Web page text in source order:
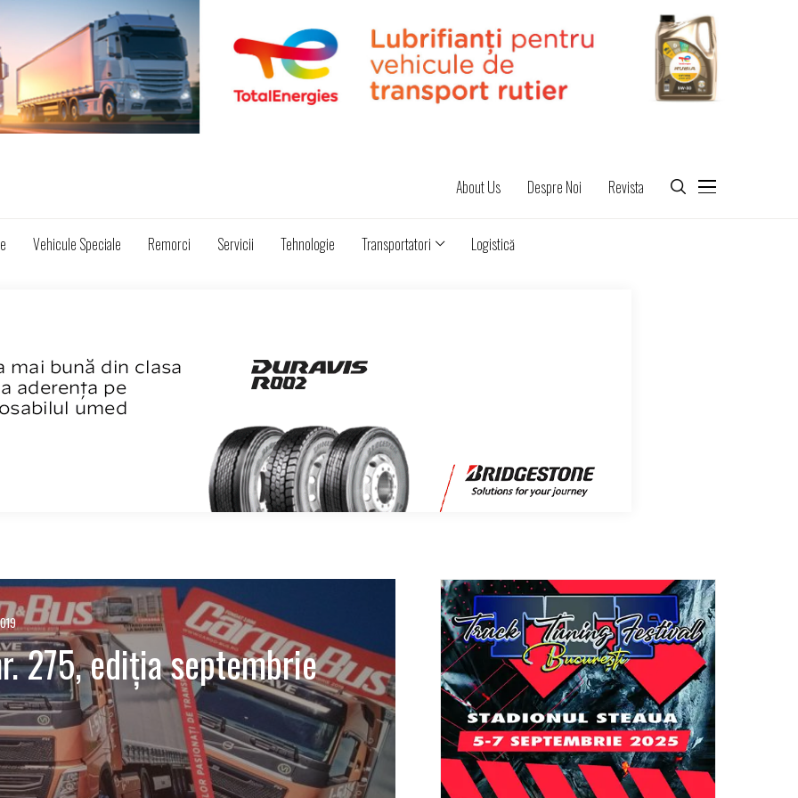
About Us Despre Noi Revista
Vehicule Speciale Remorci Servicii Tehnologie Transportatori Logistică
275, ediția septembrie